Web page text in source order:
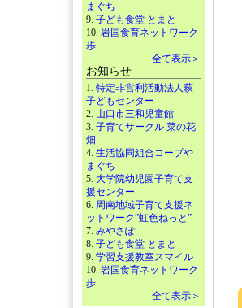
まぐち
9. 子ども食堂 とまと
10. 岩国食育ネットワーク
歩
全て表示＞
お知らせ
1. 特定非営利活動法人萩
子どもセンター
2. 山口市三和児童館
3. 子育てサークル 菜の花
畑
4. 生活協同組合コープや
まぐち
5. 大学院幼児園子育て支
援センター
6. 周南地域子育て支援ネ
ットワーク”虹色ねっと”
7. みやさぽ
8. 子ども食堂 とまと
9. 学習支援教室スマイル
10. 岩国食育ネットワーク
歩
全て表示＞